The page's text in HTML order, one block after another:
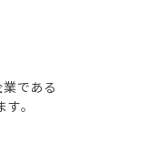
である
。